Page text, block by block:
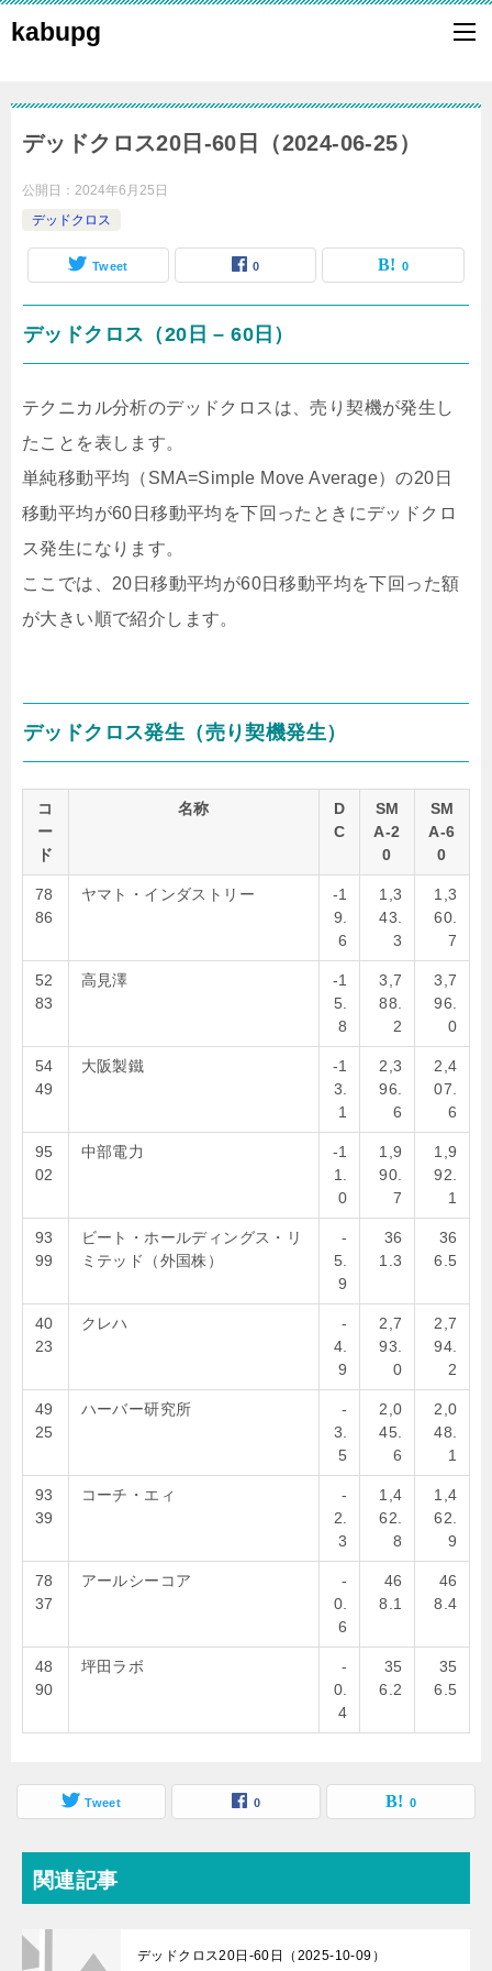
kabupg
デッドクロス20日-60日（2024-06-25）
公開日： 2024年6月25日
デッドクロス
Tweet 0 0
デッドクロス（20日 – 60日）
テクニカル分析のデッドクロスは、売り契機が発生し
たことを表します。
単純移動平均（SMA=Simple Move Average）の20日
移動平均が60日移動平均を下回ったときにデッドクロ
ス発生になります。
ここでは、20日移動平均が60日移動平均を下回った額
が大きい順で紹介します。
デッドクロス発生（売り契機発生）
コ
ー
ド
名称
D
C
SM
A-2
0
SM
A-6
0
78
86
ヤマト・インダストリー
-1
9.
6
1,3
43.
3
1,3
60.
7
52
83
高見澤
-1
5.
8
3,7
88.
2
3,7
96.
0
54
49
大阪製鐵
-1
3.
1
2,3
96.
6
2,4
07.
6
95
02
中部電力
-1
1.
0
1,9
90.
7
1,9
92.
1
93
99
ビート・ホールディングス・リ
ミテッド（外国株）
-
5.
9
36
1.3
36
6.5
40
23
クレハ
-
4.
9
2,7
93.
0
2,7
94.
2
49
25
ハーバー研究所
-
3.
5
2,0
45.
6
2,0
48.
1
93
39
コーチ・エィ
-
2.
3
1,4
62.
8
1,4
62.
9
78
37
アールシーコア
-
0.
6
46
8.1
46
8.4
48
90
坪田ラボ
-
0.
4
35
6.2
35
6.5
Tweet 0 0
関連記事
デッドクロス20日-60日（2025-10-09）